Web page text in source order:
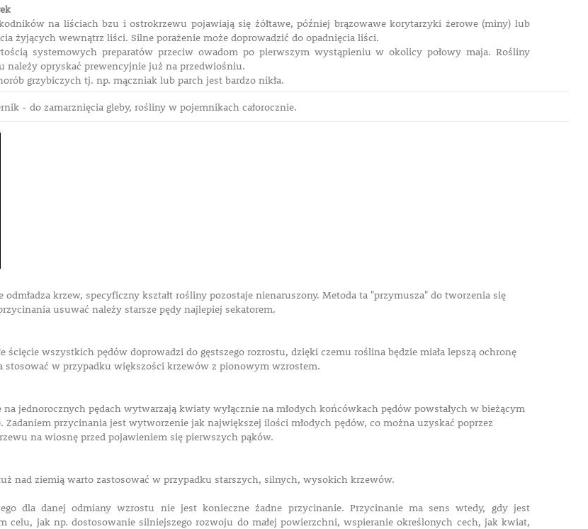
na liściach bzu i ostrokrzewu pojawiają się żółtawe, później brązowawe korytarzyki żerowe (miny) lub
żyjących wewnątrz liści. Silne porażenie może doprowadzić do opadnięcia liści.
systemowych preparatów przeciw owadom po pierwszym wystąpieniu w okolicy połowy maja. Rośliny
należy opryskać prewencyjnie już na przedwiośniu.
grzybiczych tj. np. mączniak lub parch jest bardzo nikła.
- do zamarznięcia gleby, rośliny w pojemnikach całorocznie.
odmładza krzew, specyficzny kształt rośliny pozostaje nienaruszony. Metoda ta "przymusza" do tworzenia się
usuwać należy starsze pędy najlepiej sekatorem.
ścięcie wszystkich pędów doprowadzi do gęstszego rozrostu, dzięki czemu roślina będzie miała lepszą ochronę
stosować w przypadku większości krzewów z pionowym wzrostem.
jednorocznych pędach wytwarzają kwiaty wyłącznie na młodych końcówkach pędów powstałych w bieżącym
Zadaniem przycinania jest wytworzenie jak największej ilości młodych pędów, co można uzyskać poprzez
na wiosnę przed pojawieniem się pierwszych pąków.
nad ziemią warto zastosować w przypadku starszych, silnych, wysokich krzewów.
dla danej odmiany wzrostu nie jest konieczne żadne przycinanie. Przycinanie ma sens wtedy, gdy jest
celu, jak np. dostosowanie silniejszego rozwoju do małej powierzchni, wspieranie określonych cech, jak kwiat,